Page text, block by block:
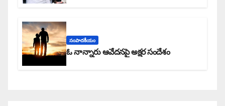
సంపాదకీయం
ఓ నాన్నారు ఆవేదనపై అక్షర సందేశం